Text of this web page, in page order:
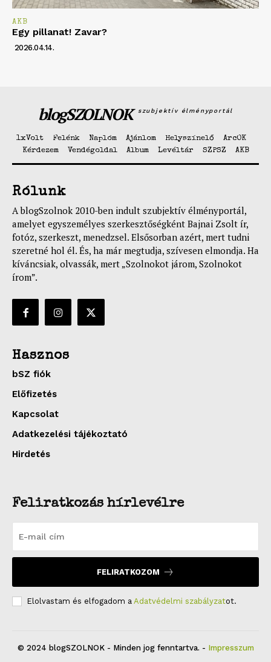
AKB
Egy pillanat! Zavar?
2026.04.14.
blogSZOLNOK szubjektív élményportál
1xVolt Felénk Naplóm Ajánlom Helyszínelő
ArcOK
Kérdezem
Vendégoldal Album Levéltár SZPSZ AKB
Rólunk
A blogSzolnok 2010-ben indult szubjektív élményportál,
amelyet egyszemélyes szerkesztőségként Bajnai Zsolt ír,
fotóz, szerkeszt, menedzsel. Elsősorban azért, mert tudni
szeretné hol él. És, ha már megtudja, szívesen elmondja. Ha
kíváncsiak, olvassák, mert „Szolnokot járom, Szolnokot
írom”.
Hasznos
bSZ fiók
Előfizetés
Kapcsolat
Adatkezelési tájékoztató
Hirdetés
Feliratkozás hírlevélre
FELIRATKOZOM
Elolvastam és elfogadom a Adatvédelmi szabályzatot.
© 2024 blogSZOLNOK - Minden jog fenntartva. - Impresszum